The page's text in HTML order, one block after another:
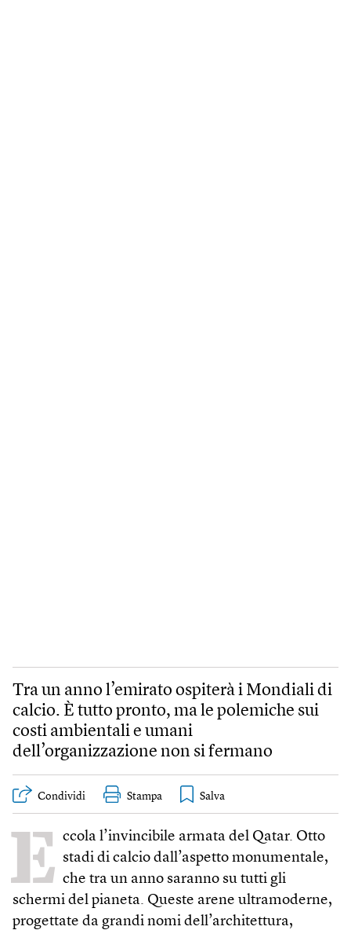
Tra un anno l’emirato ospiterà i Mondiali di
calcio. È tutto pronto, ma le polemiche sui
costi ambientali e umani
dell’organizzazione non si fermano
Condividi Stampa
E ccola l’invincibile armata del Qatar. Otto
stadi di calcio dall’aspetto monumentale,
che tra un anno saranno su tutti gli
schermi del pianeta. Queste arene ultramoderne,
progettate da grandi nomi dell’architettura,